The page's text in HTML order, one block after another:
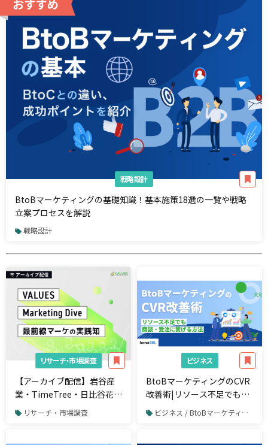
戦略設計
BtoBマーケティングの基礎知識！基本施策18選の一覧や戦略
立案プロセスを解説
戦略設計
リサーチ・市場調査
【アーカイブ配信】岩谷産
業・TimeTree・日比谷花壇
らが登壇｜VALUES
リサーチ・市場調査
ビジネス
BtoBマーケティングのCVR
改善術|リソース不足でも商
談・受注に繋げる方法
ビジネス / BtoBマーケティング